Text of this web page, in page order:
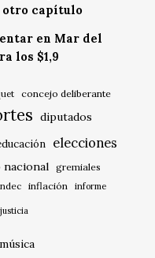
otro capítulo
en Mar del
los $1,9
concejo deliberante
diputados
elecciones
gremiales
inflación informe
justicia
música